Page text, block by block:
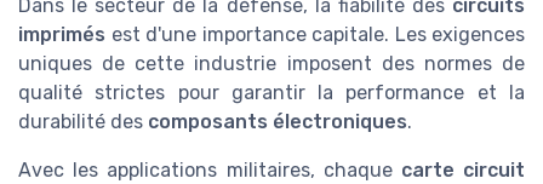
Dans le secteur de la défense, la fiabilité des circuits
imprimés est d'une importance capitale. Les exigences
uniques de cette industrie imposent des normes de
qualité strictes pour garantir la performance et la
durabilité des composants électroniques.
Avec les applications militaires, chaque carte circuit